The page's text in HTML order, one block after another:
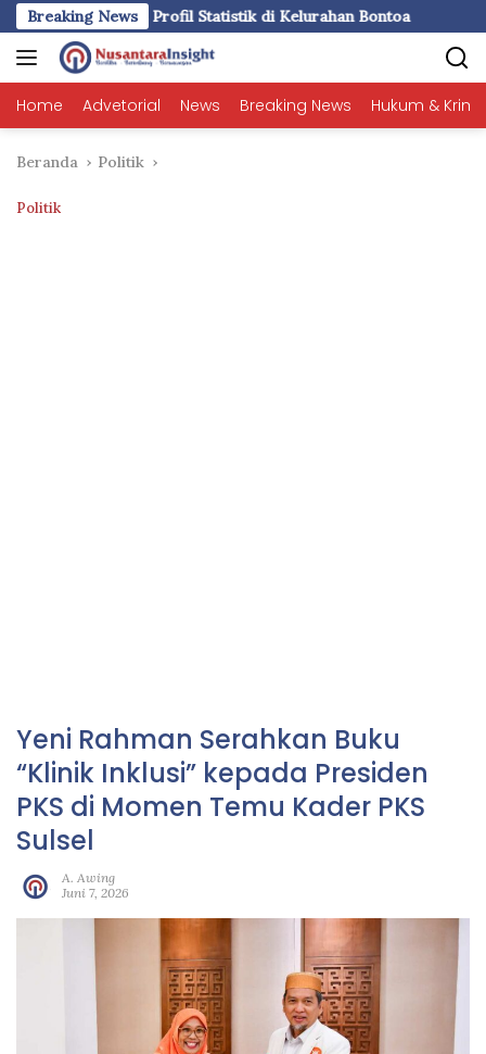
Langsung
ke
konten
Breaking News
di Kelurahan Bontoa LDII Sulsel dan SPN Batua
Home Advetorial News Breaking News Hukum &
Beranda Politik
Politik
Yeni Rahman Serahkan Buku
“Klinik Inklusi” kepada Presiden
PKS di Momen Temu Kader PKS
Sulsel
A. Awing
Juni 7, 2026